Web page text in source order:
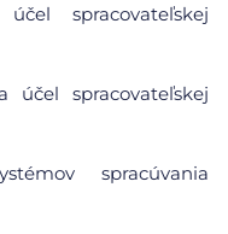
spracovateľskej
účel spracovateľskej
spracúvania